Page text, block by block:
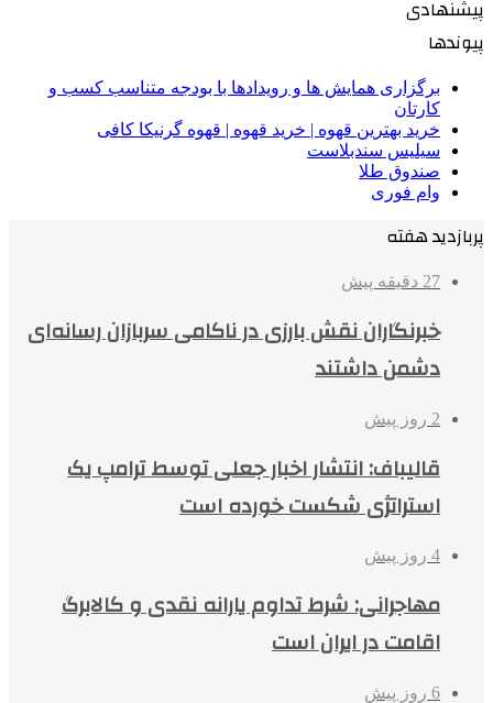
پیشنهادی
پیوندها
برگزاری همایش ها و رویدادها با بودجه متناسب کسب و
کارتان
خرید بهترین قهوه | خرید قهوه | قهوه گرنیکا کافی
سیلیس سندبلاست
صندوق طلا
وام فوری
پربازدید هفته
27 دقیقه پیش
خبرنگاران نقش بارزی در ناکامی سربازان رسانه‌ای
دشمن داشتند
2 روز پیش
قالیباف: انتشار اخبار جعلی توسط ترامپ یک
استراتژی شکست خورده است
4 روز پیش
مهاجرانی: شرط تداوم یارانه نقدی و کالابرگ
اقامت در ایران است
6 روز پیش